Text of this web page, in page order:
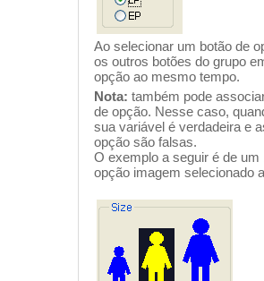
Ao selecionar um botão de
os outros botões do grupo
opção ao mesmo tempo.
Nota: também pode
de opção. Nesse caso,
sua variável é verdadeira e
opção são falsas.
O exemplo a seguir é de
opção imagem selecionado